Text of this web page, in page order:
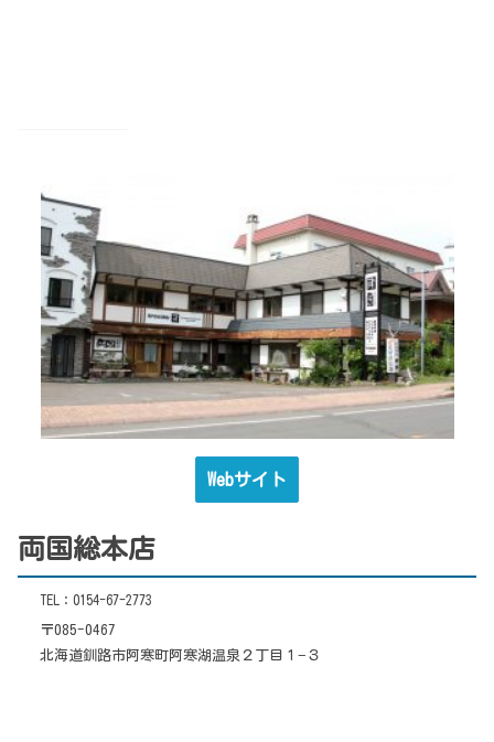
Webサイト
両国総本店
TEL：0154-67-2773
〒085-0467
北海道釧路市阿寒町阿寒湖温泉２丁目１−３